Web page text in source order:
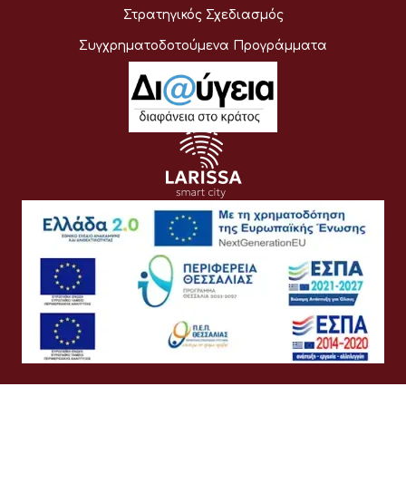
Στρατηγικός Σχεδιασμός
Συγχρηματοδοτούμενα Προγράμματα